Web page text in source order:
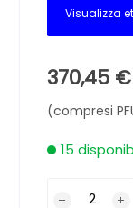
Visualizza
370,45 €
(compresi
15